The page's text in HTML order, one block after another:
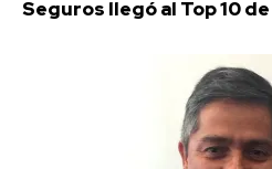
Seguros llegó al Top 10